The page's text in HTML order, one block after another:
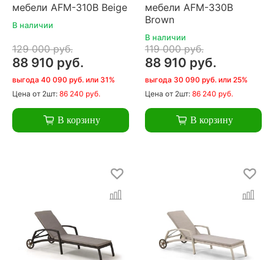
мебели AFM-310B Beige
В наличии
129 000 руб.
88 910 руб.
выгода 40 090 руб. или 31%
Цена от 2шт: 86 240 руб.
В корзину
мебели AFM-330B
Brown
В наличии
119 000 руб.
88 910 руб.
выгода 30 090 руб. или 25%
Цена от 2шт: 86 240 руб.
В корзину